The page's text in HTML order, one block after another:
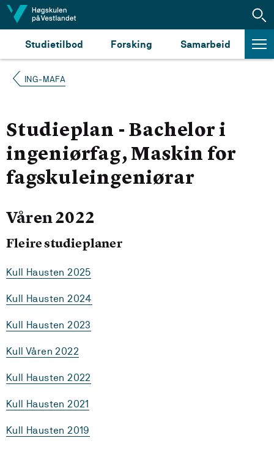
Hopp til innhald
Studietilbod Forsking Samarbeid
ING-MAFA
Studieplan - Bachelor i
ingeniørfag, Maskin for
fagskuleingeniørar
Våren 2022
Fleire studieplaner
Kull Hausten 2025
Kull Hausten 2024
Kull Hausten 2023
Kull Våren 2022
Kull Hausten 2022
Kull Hausten 2021
Kull Hausten 2019